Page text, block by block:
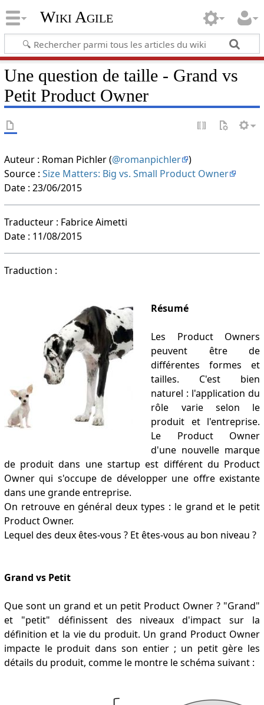
Wiki Agile
Une question de taille - Grand vs
Petit Product Owner
Auteur : Roman Pichler (@romanpichler )
Source : Size Matters: Big vs. Small Product Owner
Date : 23/06/2015
Traducteur : Fabrice Aimetti
Date : 11/08/2015
Traduction :
Résumé
Les Product Owners
peuvent être de
différentes formes et
tailles. C'est bien
naturel : l'application du
rôle varie selon le
produit et l'entreprise.
Le Product Owner
d'une nouvelle marque
de produit dans une startup est différent du Product
Owner qui s'occupe de développer une offre existante
dans une grande entreprise.
On retrouve en général deux types : le grand et le petit
Product Owner.
Lequel des deux êtes-vous ? Et êtes-vous au bon niveau ?
Grand vs Petit
Que sont un grand et un petit Product Owner ? "Grand"
et "petit" définissent des niveaux d'impact sur la
définition et la vie du produit. Un grand Product Owner
impacte le produit dans son entier ; un petit gère les
détails du produit, comme le montre le schéma suivant :